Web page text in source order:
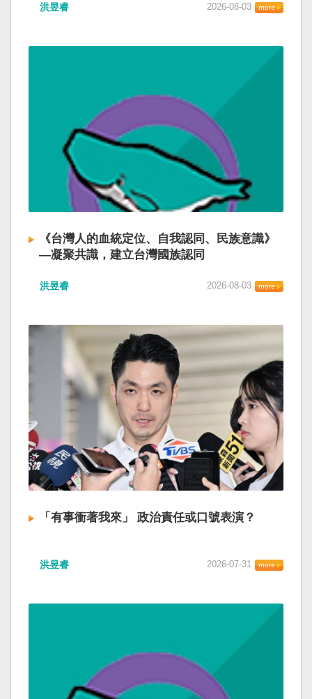
洪昱睿 2026-08-03
《台灣人的血統定位、自我認同、民族意識》
—凝聚共識，建立台灣國族認同
洪昱睿 2026-08-03
「有事衝著我來」 政治責任或口號表演？
洪昱睿 2026-07-31